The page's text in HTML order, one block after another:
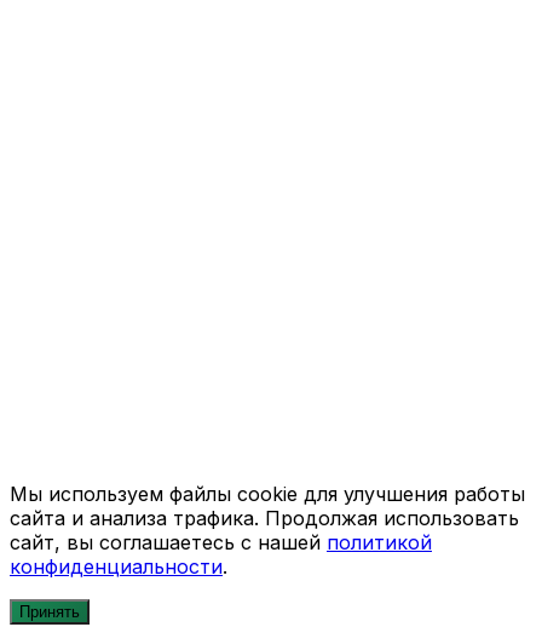
Мы используем файлы cookie для улучшения работы
сайта и анализа трафика. Продолжая использовать
сайт, вы соглашаетесь с нашей политикой
конфиденциальности.
Принять